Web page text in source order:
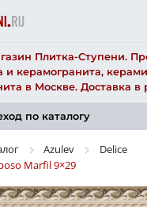
Плитка-Ступени.
и керамогранита,
в Москве. Доставка в
по каталогу
Azulev
Delice
Marfil9×29